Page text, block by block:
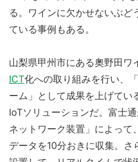
る。ワインに欠かせないぶど
ている事例もある。
山梨県甲州市にある奧野田ワ
ICT化への取り組みを行い、
ーム」として成果を上げてい
IoTソリューションだ。富士
ネットワーク装置」によって
データを10分おきに収集。